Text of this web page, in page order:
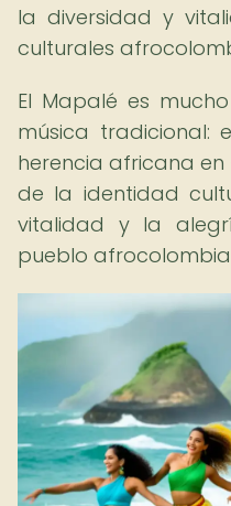
la diversidad y
culturales
El Mapalé es
música tradicional:
herencia africana en
de la identidad
vitalidad y la
pueblo